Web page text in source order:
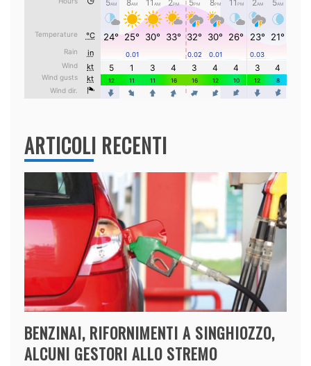
ARTICOLI RECENTI
BENZINAI, RIFORNIMENTI A SINGHIOZZO,
ALCUNI GESTORI ALLO STREMO